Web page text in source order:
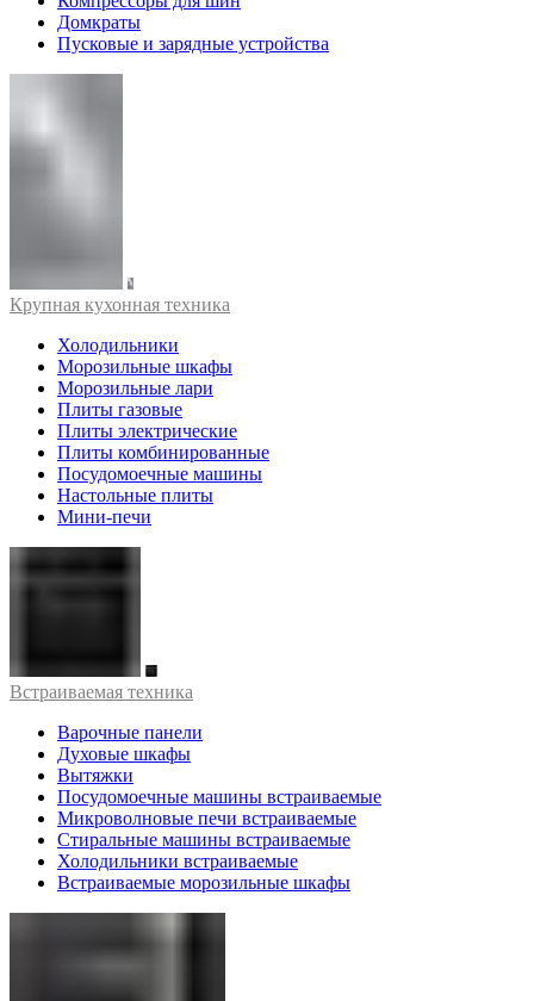
Домкраты
Пусковые и зарядные устройства
Крупная кухонная техника
Холодильники
Морозильные шкафы
Морозильные лари
Плиты газовые
Плиты электрические
Плиты комбинированные
Посудомоечные машины
Настольные плиты
Мини-печи
Встраиваемая техника
Варочные панели
Духовые шкафы
Вытяжки
Посудомоечные машины встраиваемые
Микроволновые печи встраиваемые
Стиральные машины встраиваемые
Холодильники встраиваемые
Встраиваемые морозильные шкафы